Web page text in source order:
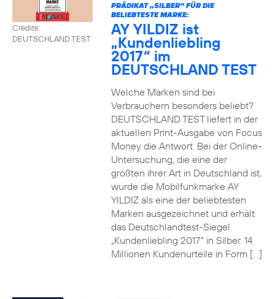
Credits:
DEUTSCHLAND TEST
PRÄDIKAT „SILBER“ FÜR DIE
BELIEBTESTE MARKE:
AY YILDIZ ist
„Kundenliebling
2017“ im
DEUTSCHLAND TEST
Welche Marken sind bei
Verbrauchern besonders beliebt?
DEUTSCHLAND TEST liefert in der
aktuellen Print-Ausgabe von Focus
Money die Antwort. Bei der Online-
Untersuchung, die eine der
größten ihrer Art in Deutschland ist,
wurde die Mobilfunkmarke AY
YILDIZ als eine der beliebtesten
Marken ausgezeichnet und erhält
das Deutschlandtest-Siegel
„Kundenliebling 2017“ in Silber. 14
Millionen Kundenurteile in Form […]